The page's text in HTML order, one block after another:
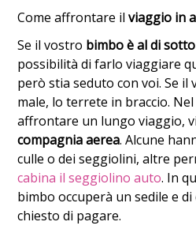
Come affrontare ilviaggio in
Se il vostro bimbo è al di
possibilità di farlo viaggiare
però stia seduto con voi. Se il
male, lo terrete in braccio.
affrontare un lungo viaggio,
compagnia aerea. Alcune
culle o dei seggiolini, altre
cabina il seggiolino auto. In
bimbo occuperà un sedile e
chiesto di pagare.